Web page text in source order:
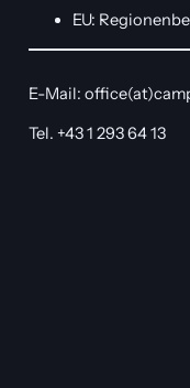
EU:
E-Mail:
Tel. +43 1 293 64 13